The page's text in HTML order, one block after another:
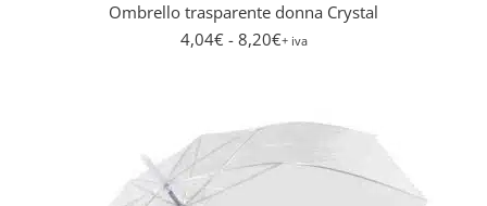
Ombrello trasparente donna Crystal
4,04€- 8,20€+ iva